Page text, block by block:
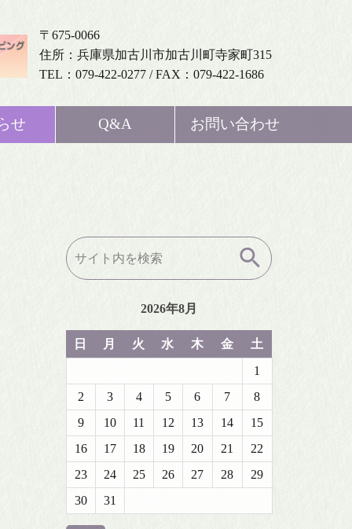
〒675-0066
住所：兵庫県加古川市加古川町寺家町315
TEL：079-422-0277 / FAX：079-422-1686
せ Q&A お問い合わせ
検
索:
2026年8月
日 月 火 水 木 金
土
1
2
3 4 5 6 7
8
9
10 11 12 13 14
15
16
17 18 19 20 21
22
23
24 25 26 27 28
29
30
31